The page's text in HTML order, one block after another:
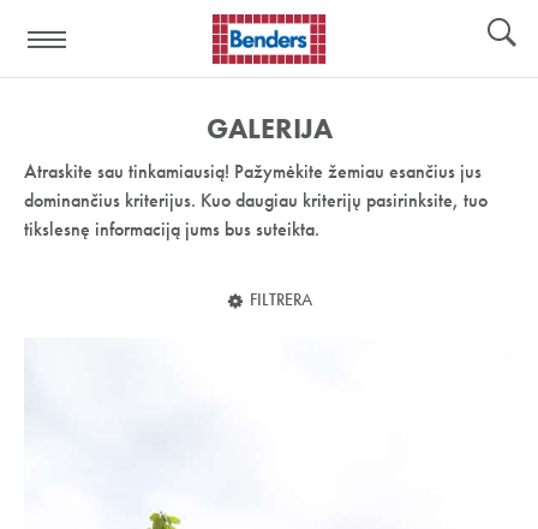
nuoroda:
GALERIJA
Atraskite sau tinkamiausią! Pažymėkite žemiau esančius jus
dominančius kriterijus. Kuo daugiau kriterijų pasirinksite, tuo
tikslesnę informaciją jums bus suteikta.
FILTRERA